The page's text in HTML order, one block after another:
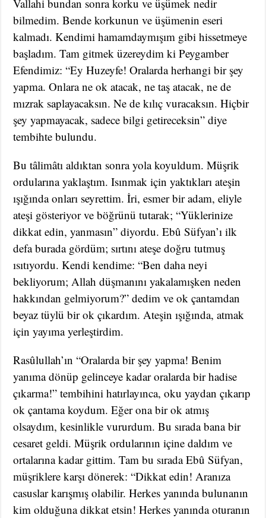
Vallahi bundan sonra korku ve üşümek nedir
bilmedim. Bende korkunun ve üşümenin eseri
kalmadı. Kendimi hamamdaymışım gibi hissetmeye
başladım. Tam gitmek üzereydim ki Peygamber
Efendimiz: “Ey Huzeyfe! Oralarda herhangi bir şey
yapma. Onlara ne ok atacak, ne taş atacak, ne de
mızrak saplayacaksın. Ne de kılıç vuracaksın. Hiçbir
şey yapmayacak, sadece bilgi getireceksin” diye
tembihte bulundu.
Bu tâlimâtı aldıktan sonra yola koyuldum. Müşrik
ordularına yaklaştım. Isınmak için yaktıkları ateşin
ışığında onları seyrettim. İri, esmer bir adam, eliyle
ateşi gösteriyor ve böğrünü tutarak; “Yüklerinize
dikkat edin, yanmasın” diyordu. Ebû Süfyan’ı ilk
defa burada gördüm; sırtını ateşe doğru tutmuş
ısıtıyordu. Kendi kendime: “Ben daha neyi
bekliyorum; Allah düşmanını yakalamışken neden
hakkından gelmiyorum?” dedim ve ok çantamdan
beyaz tüylü bir ok çıkardım. Ateşin ışığında, atmak
için yayıma yerleştirdim.
Rasûlullah’ın “Oralarda bir şey yapma! Benim
yanıma dönüp gelinceye kadar oralarda bir hadise
çıkarma!” tembihini hatırlayınca, oku yaydan çıkarıp
ok çantama koydum. Eğer ona bir ok atmış
olsaydım, kesinlikle vururdum. Bu sırada bana bir
cesaret geldi. Müşrik ordularının içine daldım ve
ortalarına kadar gittim. Tam bu sırada Ebû Süfyan,
müşriklere karşı dönerek: “Dikkat edin! Aranıza
casuslar karışmış olabilir. Herkes yanında bulunanın
kim olduğuna dikkat etsin! Herkes yanında oturanın